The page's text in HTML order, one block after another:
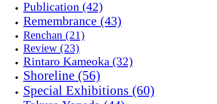
Publication (42)
Remembrance (43)
Renchan (21)
Review (23)
Rintaro Kameoka (32)
Shoreline (56)
Special Exhibitions (60)